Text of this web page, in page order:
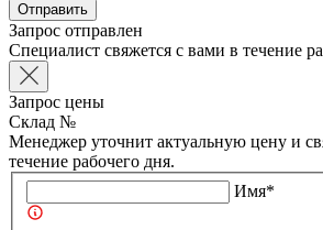
Отправить
Запрос отправлен
Специалист свяжется с вами в течение
Запрос цены
Склад №
Менеджер уточнит актуальную цену и
течение рабочего дня.
Имя*